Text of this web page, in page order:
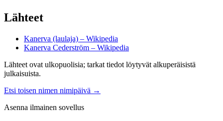
Lähteet
Kanerva (laulaja) – Wikipedia
Kanerva Cederström – Wikipedia
Lähteet ovat ulkopuolisia; tarkat tiedot löytyvät alkuperäisistä
julkaisuista.
Etsi toisen nimen nimipäivä →
Asenna ilmainen sovellus